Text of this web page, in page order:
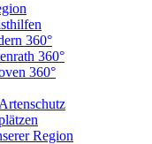
360°
360°
360°
Region